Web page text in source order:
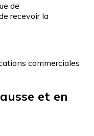
de
recevoir la
commerciales
et en